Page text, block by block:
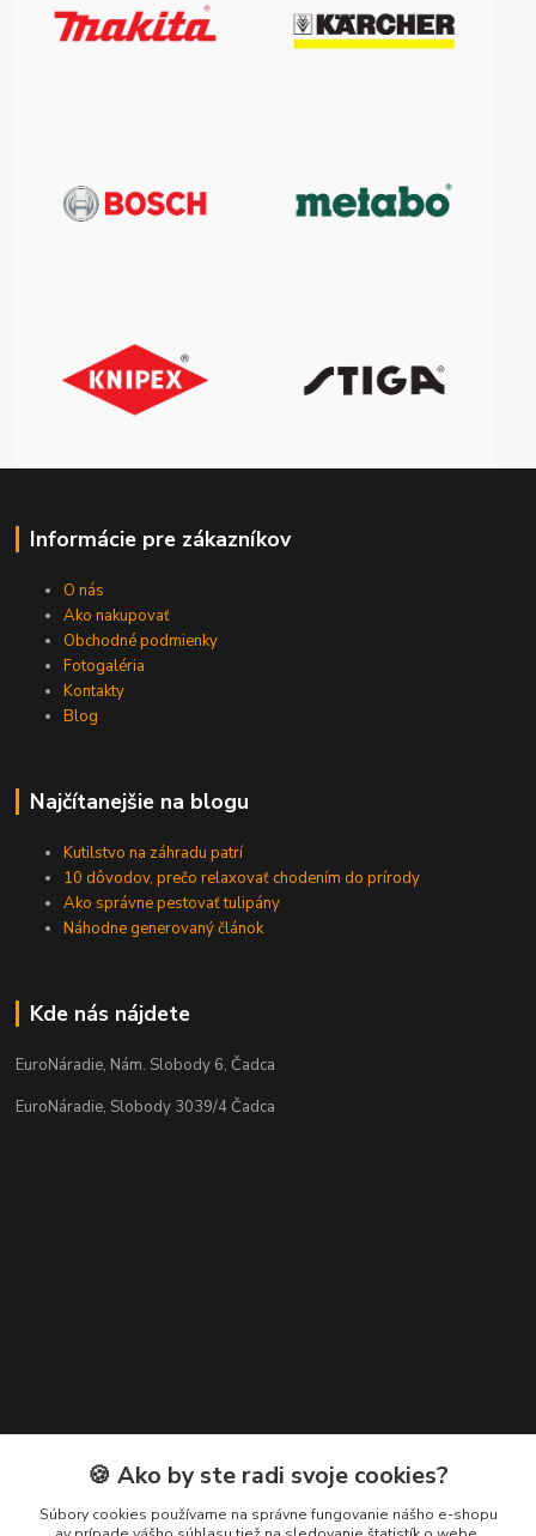
Informácie pre zákazníkov
O nás
Ako nakupovať
Obchodné podmienky
Fotogaléria
Kontakty
Blog
Najčítanejšie na blogu
Kutilstvo na záhradu patrí
10 dôvodov, prečo relaxovať chodením do prírody
Ako správne pestovať tulipány
Náhodne generovaný článok
Kde nás nájdete
EuroNáradie, Nám. Slobody 6, Čadca
EuroNáradie, Slobody 3039/4 Čadca
Kontakty
Zákaznícka podpora EuroNáradie
🍪 Ako by ste radi svoje cookies?
Súbory cookies používame na správne fungovanie nášho e-shopu